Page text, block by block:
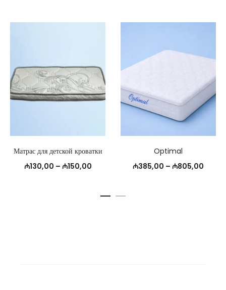
Матрас для детской кроватки
₼130,00 – ₼150,00Диапазон
₼130,00
Optimal
₼385,00 – ₼805,00